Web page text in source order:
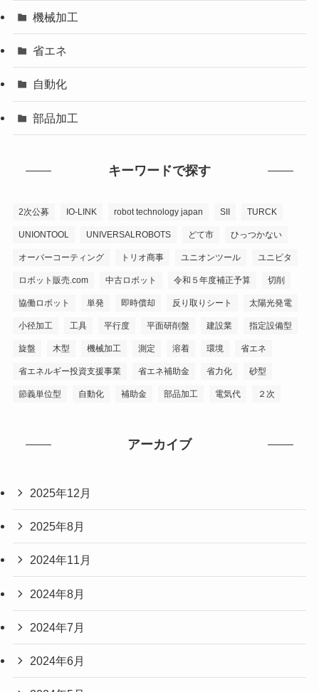
機械加工
省エネ
自動化
部品加工
キーワードで探す
2次公募 IO-LINK robot technology japan SII TURCK
UNIONTOOL UNIVERSALROBOTS どて市 ひっつかない
オーバーコーティング トリオ商事 ユニオンツール ユニピタ
ロボット販売.com 中古ロボット 令和５年度補正予算 切削
協働ロボット 単発 即時償却 反り取りシート 太陽光発電
小径加工 工具 平行度 平面研削盤 建設業 指定設備型
旋盤 木型 機械加工 測定 溶着 環境 省エネ
省エネルギー投資支援事業 省エネ補助金 省力化 砂型
節義単位型 自動化 補助金 部品加工 電気代 ２次
アーカイブ
2025年12月
2025年8月
2024年11月
2024年8月
2024年7月
2024年6月